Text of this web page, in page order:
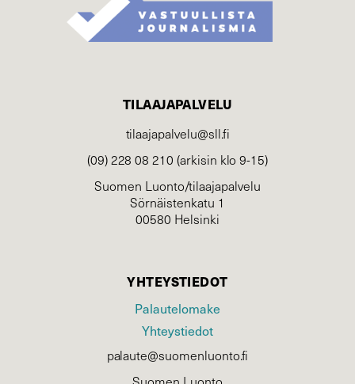
TILAAJAPALVELU
tilaajapalvelu@sll.fi
(09) 228 08 210 (arkisin klo 9-15)
Suomen Luonto/tilaajapalvelu
Sörnäistenkatu 1
00580 Helsinki
YHTEYSTIEDOT
Palautelomake
Yhteystiedot
palaute@suomenluonto.fi